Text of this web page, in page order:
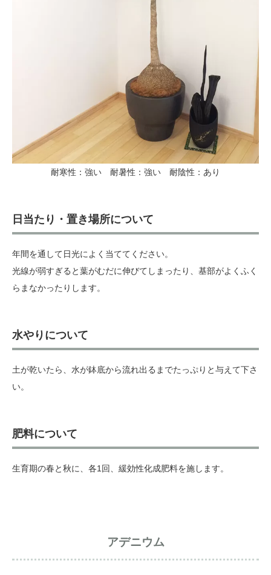
耐寒性：強い 耐暑性：強い 耐陰性：あり
日当たり・置き場所について
年間を通して日光によく当ててください。
光線が弱すぎると葉がむだに伸びてしまったり、基部がよくふく
らまなかったりします。
水やりについて
土が乾いたら、水が鉢底から流れ出るまでたっぷりと与えて下さ
い。
肥料について
生育期の春と秋に、各1回、緩効性化成肥料を施します。
アデニウム